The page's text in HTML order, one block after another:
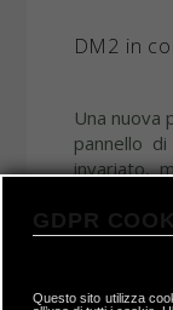
DM2 in
Una nuova
pannello
invariato,
baserà su
sempre
GDPR
Questo sito utilizza